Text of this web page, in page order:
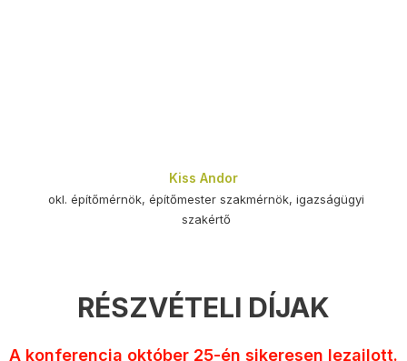
Kiss Andor
okl. építőmérnök, építőmester szakmérnök, igazságügyi
szakértő
RÉSZVÉTELI DÍJAK
A konferencia október 25-én sikeresen lezajlott.